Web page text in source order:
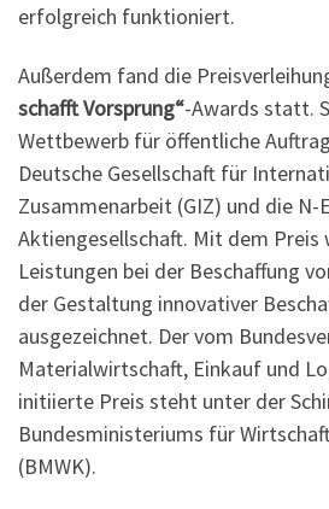
erfolgreich funktioniert.
Außerdem fand die
schafft Vorsprung“-Awards statt.
Wettbewerb für öffentliche
Deutsche Gesellschaft für
Zusammenarbeit (GIZ) und die N-
Aktiengesellschaft. Mit dem Preis
Leistungen bei der Beschaffung
der Gestaltung innovativer
ausgezeichnet. Der vom
Materialwirtschaft, Einkauf und
initiierte Preis steht unter der
Bundesministeriums für
(BMWK).